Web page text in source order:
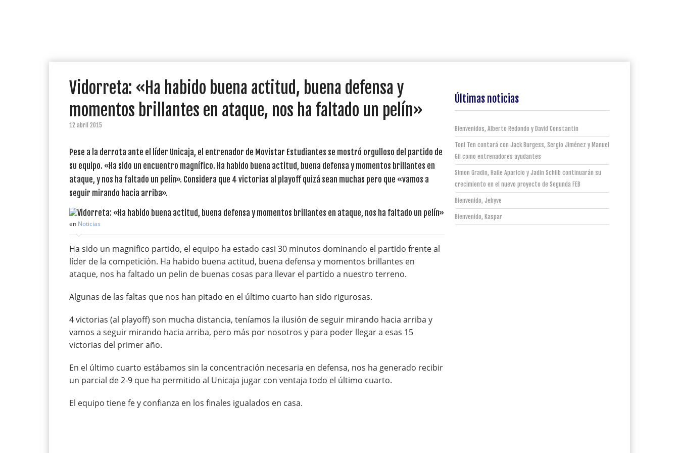
Vidorreta: «Ha habido buena actitud, buena defensa y
momentos brillantes en ataque, nos ha faltado un pelín»
12 abril 2015
Pese a la derrota ante el líder Unicaja, el entrenador de Movistar Estudiantes se mostró orgulloso del partido de
su equipo. «Ha sido un encuentro magnífico. Ha habido buena actitud, buena defensa y momentos brillantes en
ataque, y nos ha faltado un pelín». Considera que 4 victorias al playoff quizá sean muchas pero que «vamos a
seguir mirando hacia arriba».
en Noticias
Ha sido un magnifico partido, el equipo ha estado casi 30 minutos dominando el partido frente al
líder de la competición. Ha habido buena actitud, buena defensa y momentos brillantes en
ataque, nos ha faltado un pelin de buenas cosas para llevar el partido a nuestro terreno.
Algunas de las faltas que nos han pitado en el último cuarto han sido rigurosas.
4 victorias (al playoff) son mucha distancia, teníamos la ilusión de seguir mirando hacia arriba y
vamos a seguir mirando hacia arriba, pero más por nosotros y para poder llegar a esas 15
victorias del primer año.
En el último cuarto estábamos sin la concentración necesaria en defensa, nos ha generado recibir
un parcial de 2-9 que ha permitido al Unicaja jugar con ventaja todo el último cuarto.
El equipo tiene fe y confianza en los finales igualados en casa.
Últimas noticias
Bienvenidos, Alberto Redondo y David Constantin
Toni Ten contará con Jack Burgess, Sergio Jiménez y Manuel
Gil como entrenadores ayudantes
Simon Gradin, Haile Aparicio y Jadin Schilb continuarán su
crecimiento en el nuevo proyecto de Segunda FEB
Bienvenido, Jehyve
Bienvenido, Kaspar